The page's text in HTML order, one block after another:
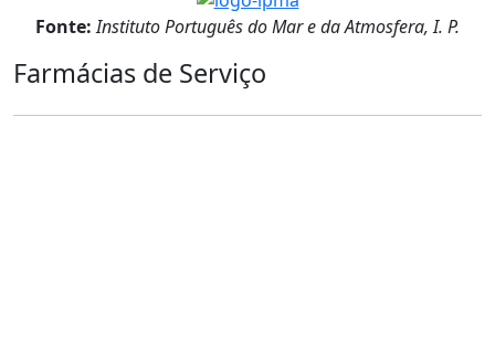
Fonte: Instituto Português do Mar e da Atmosfera, I. P.
Farmácias de Serviço